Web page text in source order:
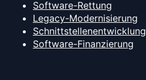
Software-Rettung
Legacy-Modernisierung
Schnittstellenentwicklung
Software-Finanzierung